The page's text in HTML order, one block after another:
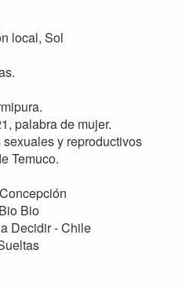
local, Sol
palabra de mujer.
y reproductivos
Temuco.
Bio
Decidir - Chile